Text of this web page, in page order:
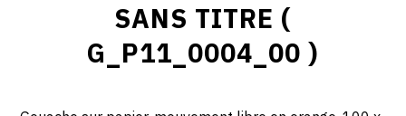
SANS TITRE (
G_P11_0004_00 )